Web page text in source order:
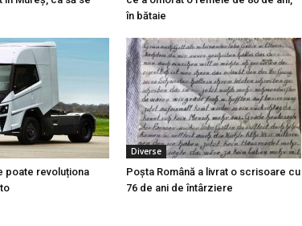
în bătaie
poate revoluționa
Diverse
Poșta Română a livrat o scrisoare cu
76 de ani de întârziere